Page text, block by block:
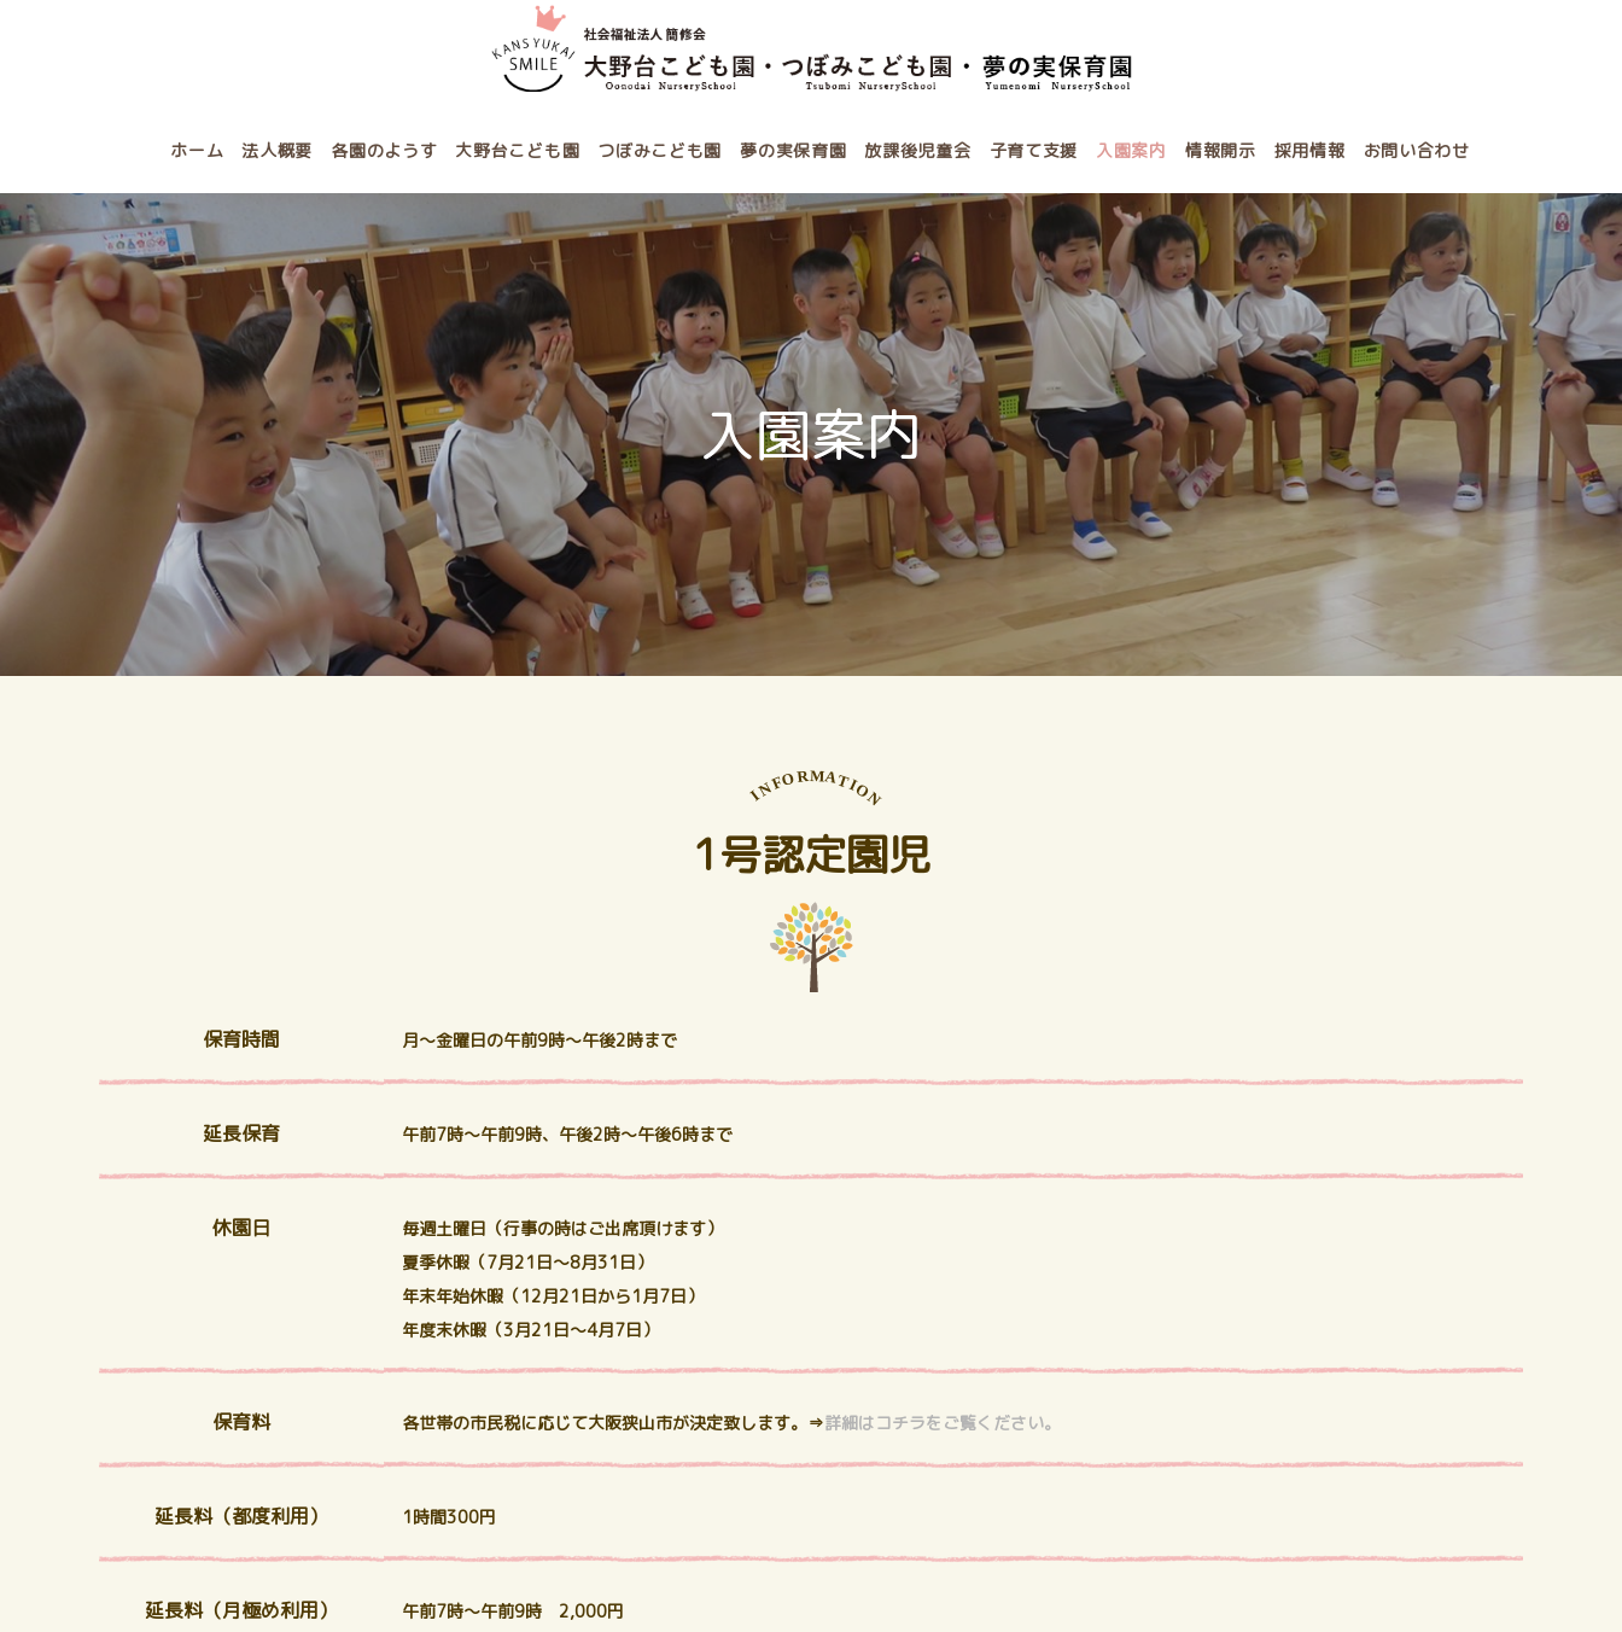
ホーム 法人概要 各園のようす 大野台こども園 つぼみこども園 夢の実保育園 放課後児童会 子育て支援 入園案内 情報開示 採用情報 お問い合わせ
入園案内
INFORMATION
1号認定園児
保育時間 月～金曜日の午前9時～午後2時まで
延長保育 午前7時～午前9時、午後2時～午後6時まで
休園日
毎週土曜日（行事の時はご出席頂けます）
夏季休暇（7月21日～8月31日）
年末年始休暇（12月21日から1月7日）
年度末休暇（3月21日～4月7日）
保育料 各世帯の市民税に応じて大阪狭山市が決定致します。⇒詳細はコチラをご覧ください。
延長料（都度利用） 1時間300円
延長料（月極め利用）
午前7時～午前9時 2,000円